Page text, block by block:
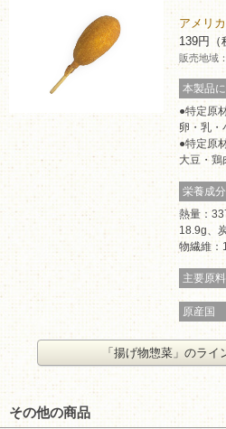
アメリ
139円（
販売地域：
本製品
特定原
卵・乳・
特定原
大豆・鶏
栄養成分
熱量：
18.9g、
物繊維：
主要原
原産国
「揚げ物惣菜」のライ
その他の商品